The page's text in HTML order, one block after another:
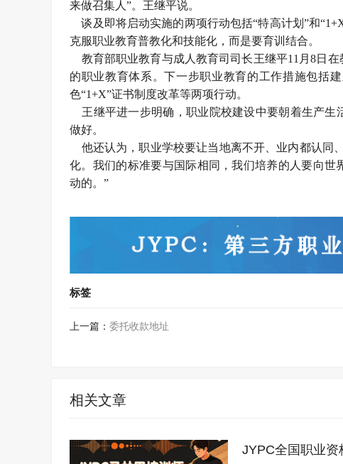
来做召集人”。王继平说。
谈及即将启动实施的两项行动包括“特高计划”和
克服职业教育普教化和技能化，而是要育训结合。
教育部职业教育与成人教育司司长王继平11月8日
的职业教育体系。下一步职业教育的工作措施包括
色“1+X”证书制度改革等两项行动。
王继平进一步明确，职业院校建设中要朝着生产生
做好。
他还认为，职业学校要让当地离不开、业内都认同
化。我们的标准要与国际相同，我们培养的人要向
动的。”
标签
上一篇： 委托收款地址
相关文章
JYPC全国职业